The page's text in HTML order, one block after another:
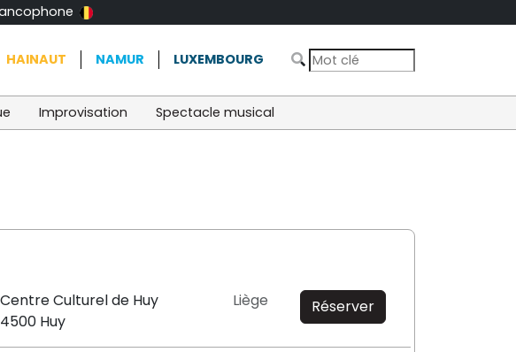
HAINAUT NAMUR LUXEMBOURG
Improvisation Spectacle musical
Centre Culturel de Huy
4500 Huy
Liège Réserver